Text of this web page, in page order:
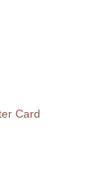
Card